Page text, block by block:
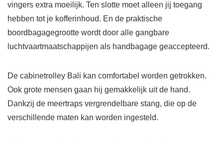
vingers extra moeilijk. Ten slotte moet alleen jij toegang
hebben tot je kofferinhoud. En de praktische
boordbagagegrootte wordt door alle gangbare
luchtvaartmaatschappijen als handbagage geaccepteerd.
De cabinetrolley Bali kan comfortabel worden getrokken.
Ook grote mensen gaan hij gemakkelijk uit de hand.
Dankzij de meertraps vergrendelbare stang, die op de
verschillende maten kan worden ingesteld.